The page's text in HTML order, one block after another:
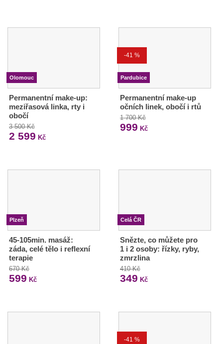
Olomouc
Permanentní make-up:
meziřasová linka, rty i
obočí
3 500 Kč
2 599 Kč
-41 %
Pardubice
Permanentní make-up
očních linek, obočí i rtů
1 700 Kč
999 Kč
Plzeň
45-105min. masáž:
záda, celé tělo i reflexní
terapie
670 Kč
599 Kč
Celá ČR
Snězte, co můžete pro
1 i 2 osoby: řízky, ryby,
zmrzlina
410 Kč
349 Kč
-41 %